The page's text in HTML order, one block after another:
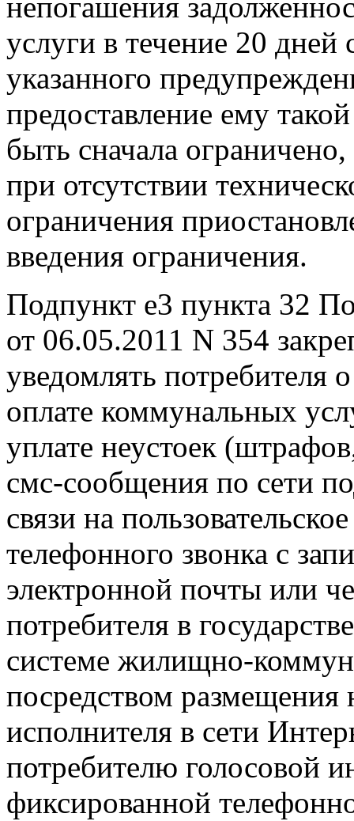
непогашения
услуги в течение 20
указанного
предоставление ему
быть сначала
при отсутствии
ограничения
введения ограничения.
Подпункт е3 пункта 32
от 06.05.2011 N 354
уведомлять потребителя
оплате коммунальных
уплате неустоек
смс-сообщения по сети
связи на
телефонного звонка с
электронной почты или
потребителя в
системе жилищно-
посредством
исполнителя в сети
потребителю голосовой
фиксированной